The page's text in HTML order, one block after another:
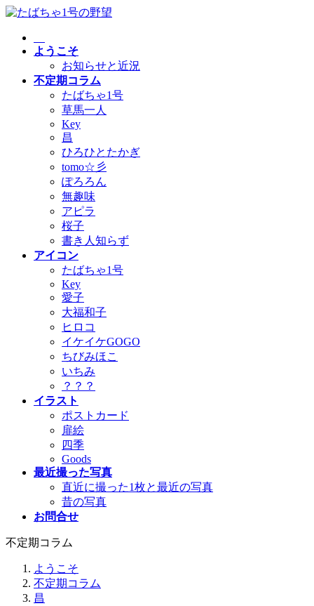
コ
ナ
ようこそ
お知らせと近況
不定期コラム
たばちゃ1号
草馬一人
Key
昌
ひろひとたかぎ
tomo☆彡
ぽろろん
無趣味
アピラ
桜子
書き人知らず
アイコン
たばちゃ1号
Key
愛子
大福和子
ヒロコ
イケイケGOGO
ちびみほこ
いちみ
？？？
イラスト
ポストカード
扉絵
四季
Goods
最近撮った写真
直近に撮った1枚と最近の写真
昔の写真
お問合せ
不定期コラム
ようこそ
不定期コラム
昌